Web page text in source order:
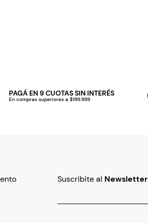
PAGÁ EN 9 CUOTAS SIN INTERÉS
En compras superiores a $199.999
Suscribite al Newsletter